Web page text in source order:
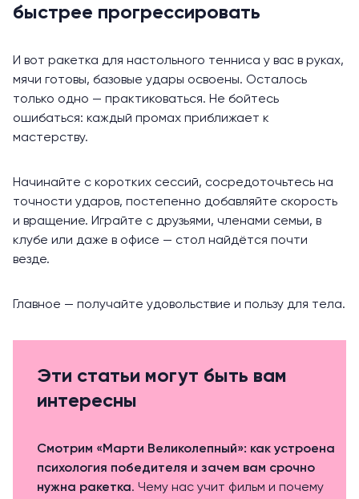
быстрее прогрессировать
И вот ракетка для настольного тенниса у вас в руках,
мячи готовы, базовые удары освоены. Осталось
только одно — практиковаться. Не бойтесь
ошибаться: каждый промах приближает к
мастерству.
Начинайте с коротких сессий, сосредоточьтесь на
точности ударов, постепенно добавляйте скорость
и вращение. Играйте с друзьями, членами семьи, в
клубе или даже в офисе — стол найдётся почти
везде.
Главное — получайте удовольствие и пользу для тела.
Эти статьи могут быть вам
интересны
Смотрим «Марти Великолепный»: как устроена
психология победителя и зачем вам срочно
нужна ракетка. Чему нас учит фильм и почему